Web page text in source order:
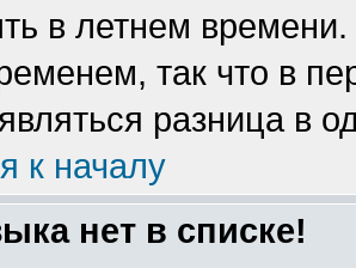
в летнем
так что в
разница в
к началу
нет в списке!